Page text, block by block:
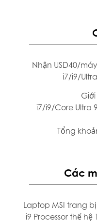
Nhận USD40/
i7/i9/
i7/i9/Core Ultra
Tổng
Các
Laptop MSI trang
i9 Processor thế